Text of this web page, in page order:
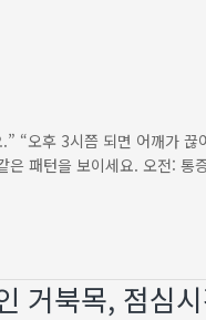
“오후 3시쯤 되면 어깨가
은 패턴을 보이세요. 오전:
거북목, 점심